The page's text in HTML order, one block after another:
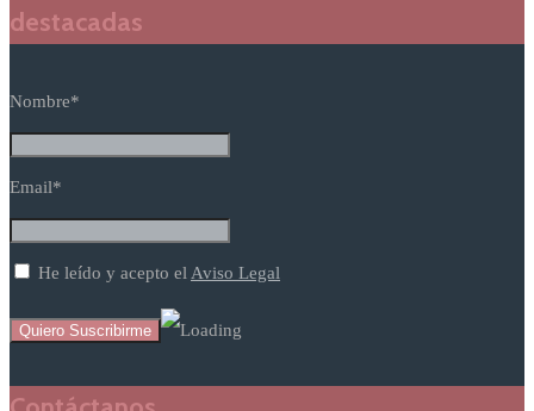
destacadas
Nombre*
Email*
He leído y acepto el Aviso Legal